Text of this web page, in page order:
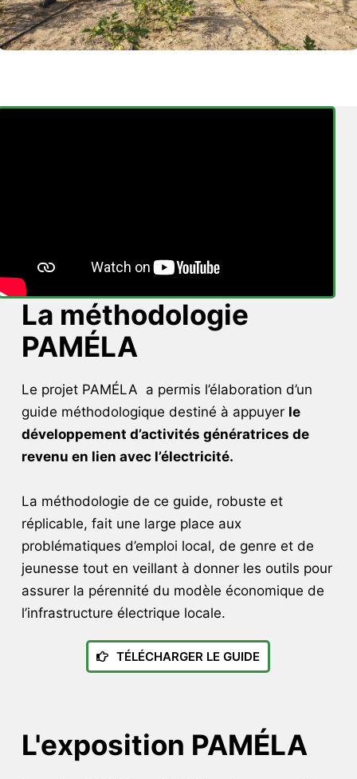
La méthodologie
PAMÉLA
Le projet PAMÉLA a permis l’élaboration d’un
guide méthodologique destiné à appuyer le
développement d’activités génératrices de
revenu en lien avec l’électricité.
La méthodologie de ce guide, robuste et
réplicable, fait une large place aux
problématiques d’emploi local, de genre et de
jeunesse tout en veillant à donner les outils pour
assurer la pérennité du modèle économique de
l’infrastructure électrique locale.
TÉLÉCHARGER LE GUIDE
L'exposition PAMÉLA